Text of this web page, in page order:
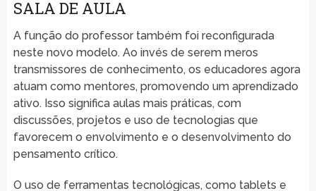
SALA DE AULA
A função do professor também foi reconfigurada
neste novo modelo. Ao invés de serem meros
transmissores de conhecimento, os educadores agora
atuam como mentores, promovendo um aprendizado
ativo. Isso significa aulas mais práticas, com
discussões, projetos e uso de tecnologias que
favorecem o envolvimento e o desenvolvimento do
pensamento crítico.
O uso de ferramentas tecnológicas, como tablets e